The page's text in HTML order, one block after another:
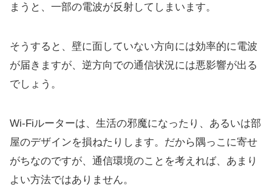
まうと、一部の電波が反射してしまいます。
そうすると、壁に面していない方向には効率的に電波
が届きますが、逆方向での通信状況には悪影響が出る
でしょう。
Wi-Fiルーターは、生活の邪魔になったり、あるいは部
屋のデザインを損ねたりします。だから隅っこに寄せ
がちなのですが、通信環境のことを考えれば、あまり
よい方法ではありません。